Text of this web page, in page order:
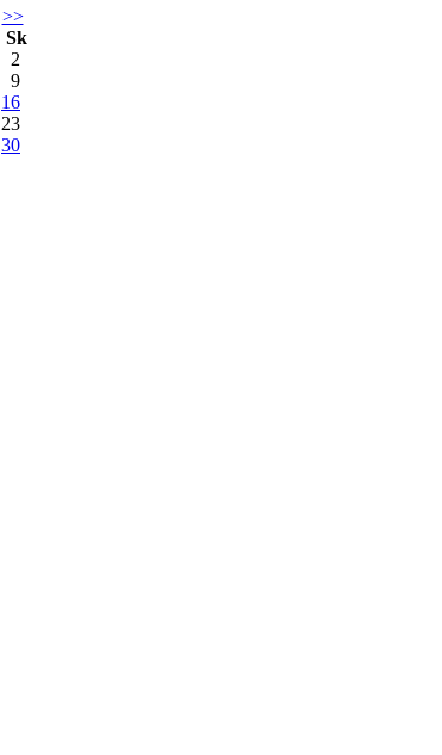
>>
Sk
2
9
16
23
30